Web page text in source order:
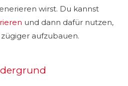
wirst. Du kannst
und dann dafür nutzen,
aufzubauen.